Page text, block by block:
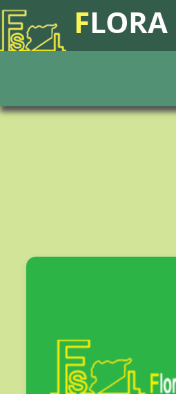
FLORA